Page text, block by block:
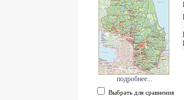
подробнее...
Выбрать для сравнения